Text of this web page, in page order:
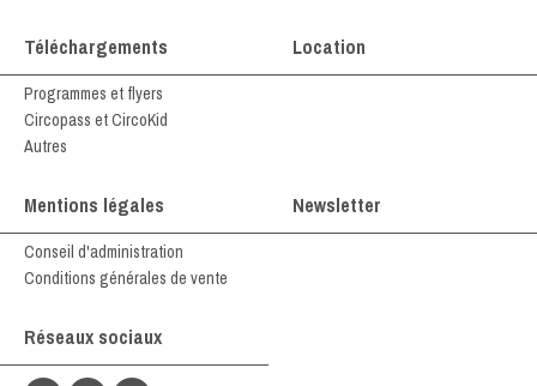
Téléchargements
Programmes et flyers
Circopass et CircoKid
Autres
Location
Mentions légales
Conseil d'administration
Conditions générales de vente
Newsletter
Réseaux sociaux